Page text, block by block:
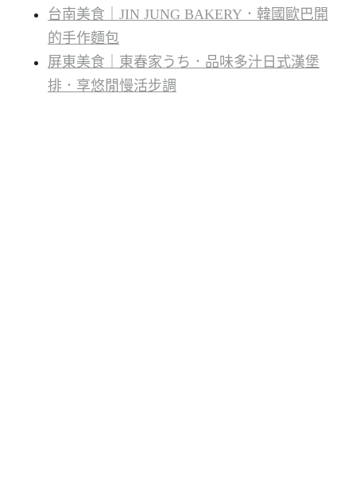
台南美食｜JIN JUNG BAKERY．韓國歐巴開
的手作麵包
屏東美食｜東春家うち．品味多汁日式漢堡
排．享悠閒慢活步調